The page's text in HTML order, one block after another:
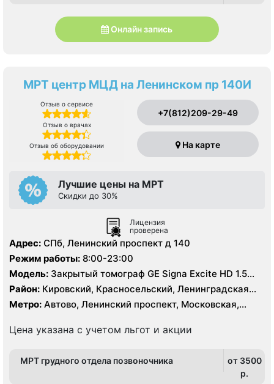
Онлайн запись
МРТ центр МЦД на Ленинском пр 140И
Отзыв о сервисе
Отзыв о врачах
Отзыв об оборудовании
+7(812)209-29-49
На карте
Лучшие цены на МРТ
Скидки до 30%
Лицензия
проверена
Адрес: СПб, Ленинский проспект д 140
Режим работы: 8:00-23:00
Модель: Закрытый томограф GE Signa Excite HD 1.5
Тесла
Район: Кировский, Красносельский, Ленинградская
область, Московский, Петродворцовый, Пушкинский
Метро: Автово, Ленинский проспект, Московская,
Цена указана с учетом льгот и акции
МРТ грудного отдела позвоночника
от 3500
p.